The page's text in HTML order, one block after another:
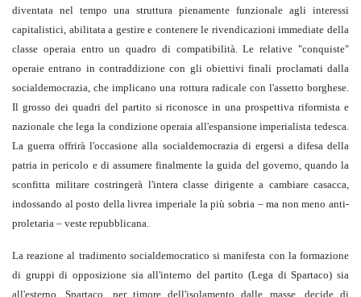
diventata nel tempo una struttura pienamente funzionale agli interessi
capitalistici, abilitata a gestire e contenere le rivendicazioni immediate della
classe operaia entro un quadro di compatibilità. Le relative "conquiste"
operaie entrano in contraddizione con gli obiettivi finali proclamati dalla
socialdemocrazia, che implicano una rottura radicale con l'assetto borghese.
Il grosso dei quadri del partito si riconosce in una prospettiva riformista e
nazionale che lega la condizione operaia all'espansione imperialista tedesca.
La guerra offrirà l'occasione alla socialdemocrazia di ergersi a difesa della
patria in pericolo e di assumere finalmente la guida del governo, quando la
sconfitta militare costringerà l'intera classe dirigente a cambiare casacca,
indossando al posto della livrea imperiale la più sobria – ma non meno anti-
proletaria – veste repubblicana.
La reazione al tradimento socialdemocratico si manifesta con la formazione
di gruppi di opposizione sia all'interno del partito (Lega di Spartaco) sia
all'esterno. Spartaco, per timore dell'isolamento dalle masse, decide di